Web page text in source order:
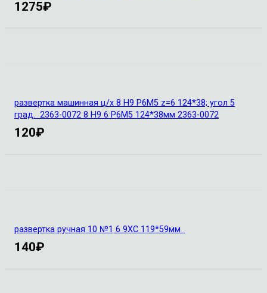
1275₽
развертка машинная ц/х 8 Н9 Р6М5 z=6 124*38; угол 5
град. 2363-0072 8 Н9 6 Р6М5 124*38мм 2363-0072
120₽
развертка ручная 10 №1 6 9ХС 119*59мм
140₽